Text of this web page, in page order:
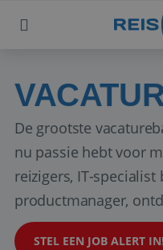
De grootste
nu passie hebt voor
reizigers, IT-specialist
productmanager,
STEL EEN JOB ALERT IN!